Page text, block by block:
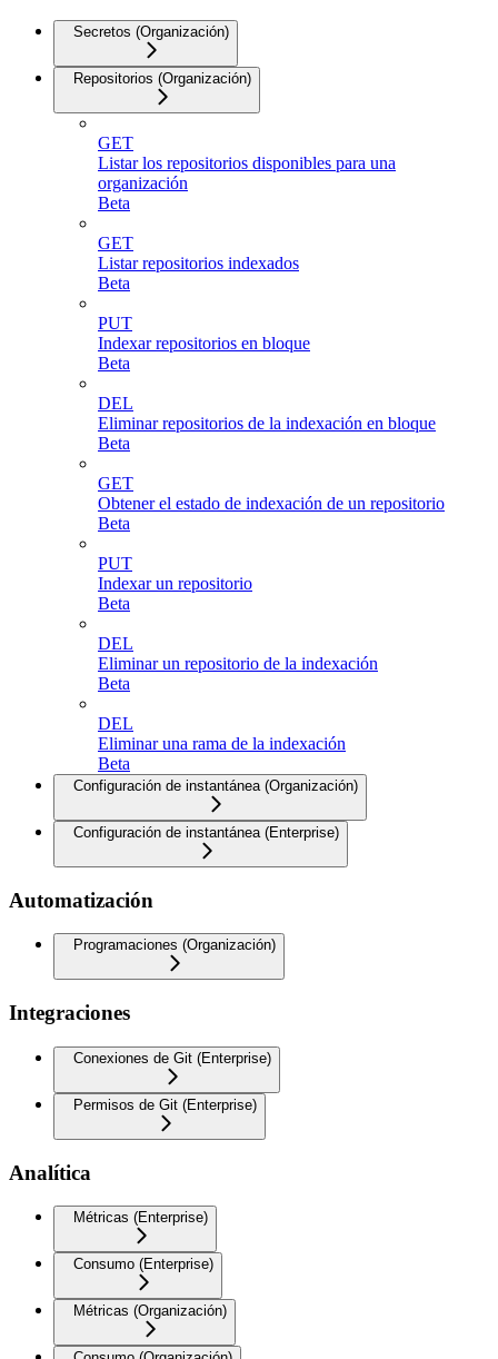
Secretos (Organización)
Repositorios (Organización)
GET
Listar los repositorios disponibles para una
organización
Beta
GET
Listar repositorios indexados
Beta
PUT
Indexar repositorios en bloque
Beta
DEL
Eliminar repositorios de la indexación en bloque
Beta
GET
Obtener el estado de indexación de un repositorio
Beta
PUT
Indexar un repositorio
Beta
DEL
Eliminar un repositorio de la indexación
Beta
DEL
Eliminar una rama de la indexación
Beta
Configuración de instantánea (Organización)
Configuración de instantánea (Enterprise)
Automatización
Programaciones (Organización)
Integraciones
Conexiones de Git (Enterprise)
Permisos de Git (Enterprise)
Analítica
Métricas (Enterprise)
Consumo (Enterprise)
Métricas (Organización)